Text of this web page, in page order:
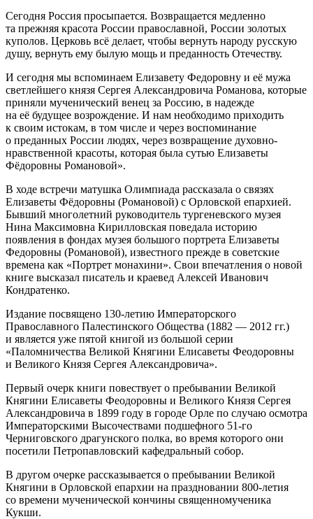
Сегодня Россия просыпается. Возвращается медленно
та прежняя красота России православной, России золотых
куполов. Церковь всё делает, чтобы вернуть народу русскую
душу, вернуть ему былую мощь и преданность Отечеству.
И сегодня мы вспоминаем Елизавету Федоровну и её мужа
светлейшего князя Сергея Александровича Романова, которые
приняли мученический венец за Россию, в надежде
на её будущее возрождение. И нам необходимо приходить
к своим истокам, в том числе и через воспоминание
о преданных России людях, через возвращение духовно-
нравственной красоты, которая была сутью Елизаветы
Фёдоровны Романовой».
В ходе встречи матушка Олимпиада рассказала о связях
Елизаветы Фёдоровны (Романовой) с Орловской епархией.
Бывший многолетний руководитель тургеневского музея
Нина Максимовна Кирилловская поведала историю
появления в фондах музея большого портрета Елизаветы
Федоровны (Романовой), известного прежде в советские
времена как «Портрет монахини». Свои впечатления о новой
книге высказал писатель и краевед Алексей Иванович
Кондратенко.
Издание посвящено 130-летию Императорского
Православного Палестинского Общества (1882 — 2012 гг.)
и является уже пятой книгой из большой серии
«Паломничества Великой Княгини Елисаветы Феодоровны
и Великого Князя Сергея Александровича».
Первый очерк книги повествует о пребывании Великой
Княгини Елисаветы Феодоровны и Великого Князя Сергея
Александровича в 1899 году в городе Орле по случаю осмотра
Императорскими Высочествами подшефного 51-го
Черниговского драгунского полка, во время которого они
посетили Петропавловский кафедральный собор.
В другом очерке рассказывается о пребывании Великой
Княгини в Орловской епархии на праздновании 800-летия
со времени мученической кончины священномученика
Кукши.